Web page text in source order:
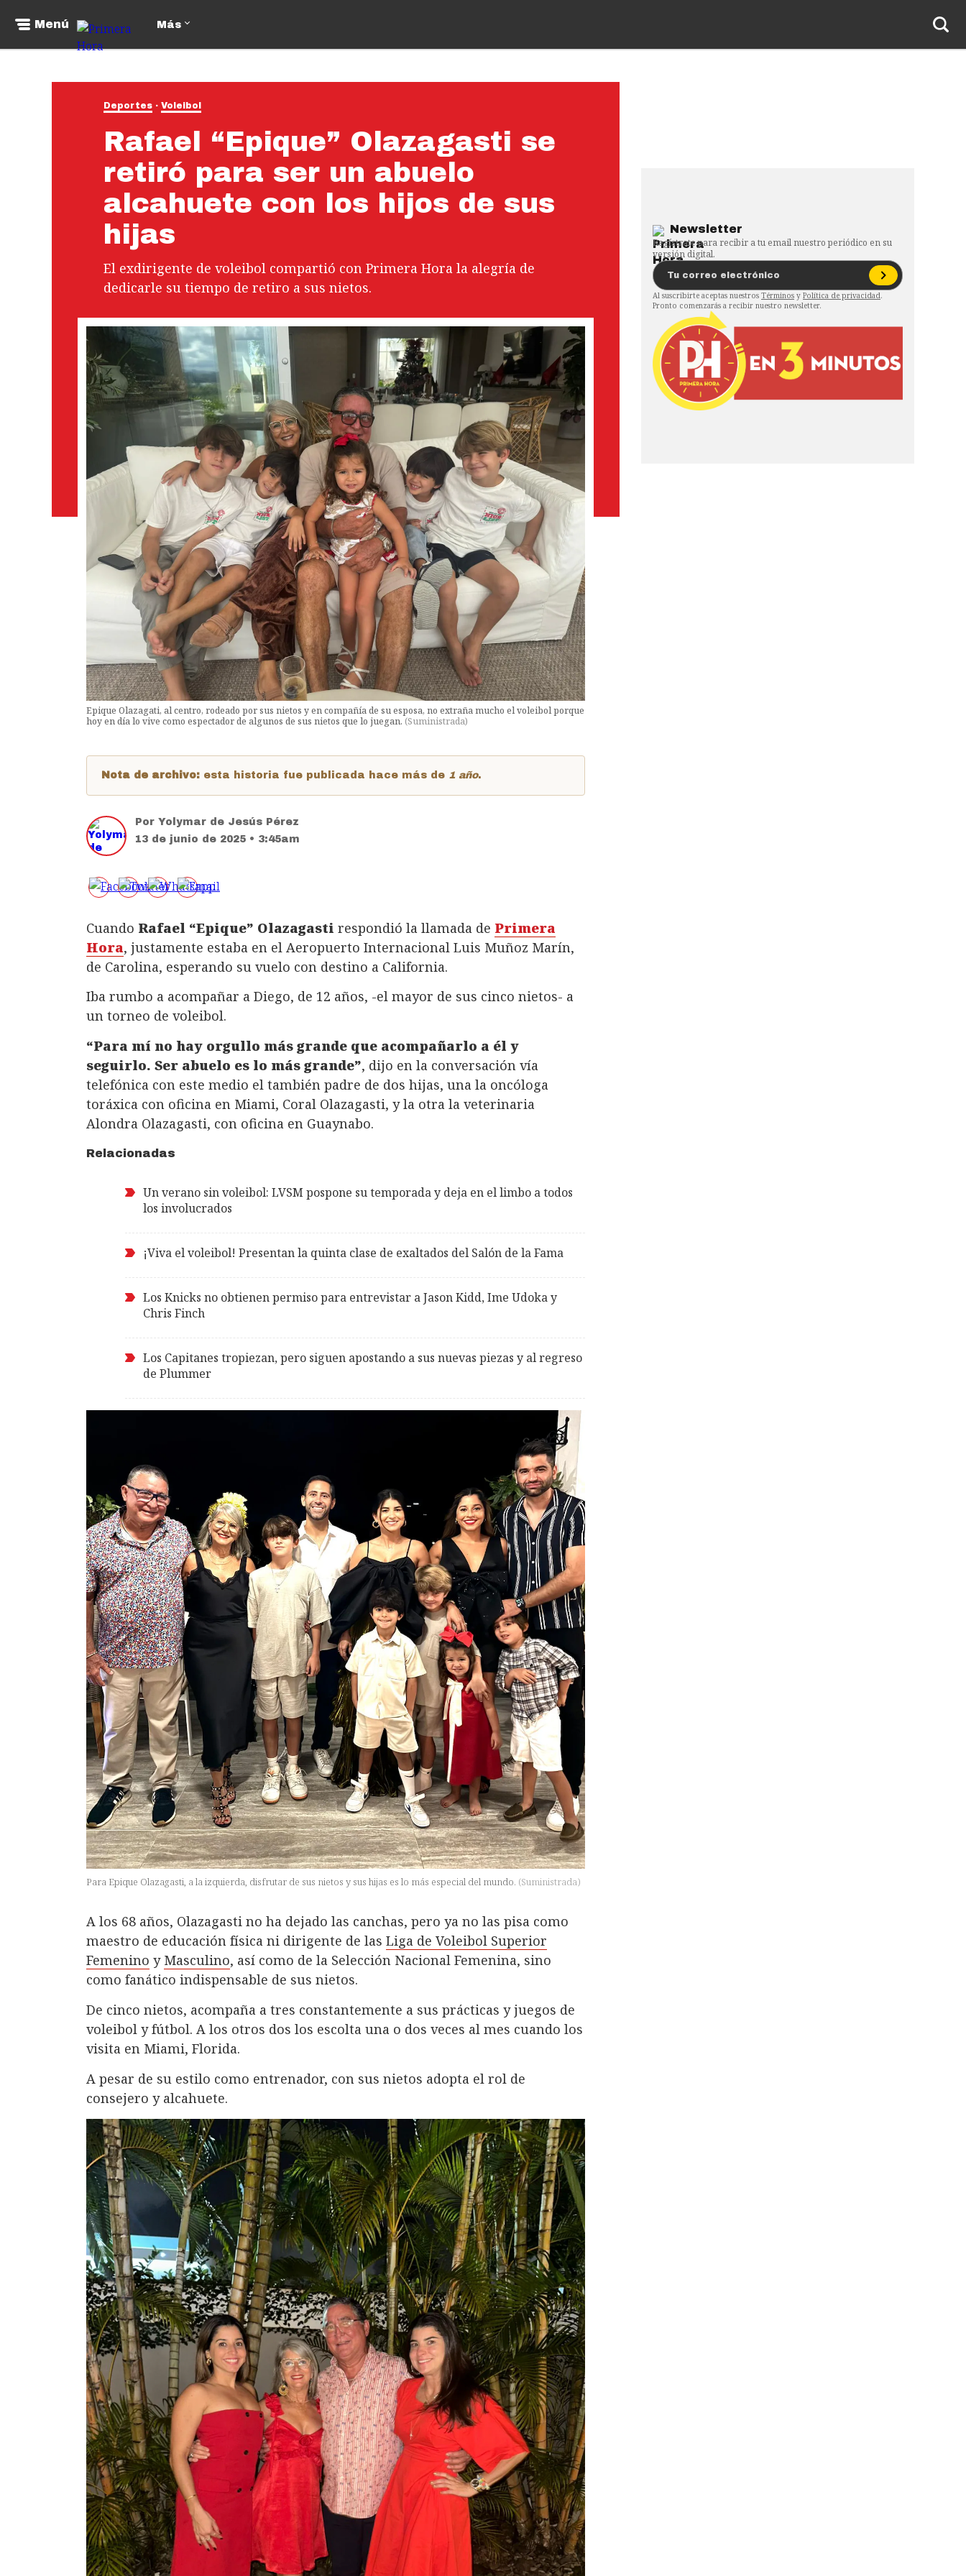
Menú Más
Deportes Voleibol
Rafael “Epique” Olazagasti se
retiró para ser un abuelo
alcahuete con los hijos de sus
hijas
El exdirigente de voleibol compartió con Primera Hora la alegría de
dedicarle su tiempo de retiro a sus nietos.
Epique Olazagati, al centro, rodeado por sus nietos y en compañía de su esposa, no extraña mucho el voleibol porque
hoy en día lo vive como espectador de algunos de sus nietos que lo juegan. (Suministrada)
Nota de archivo: esta historia fue publicada hace más de 1 año.
Por Yolymar de Jesús Pérez
13 de junio de 2025 • 3:45am
Cuando Rafael “Epique” Olazagasti respondió la llamada de Primera
Hora, justamente estaba en el Aeropuerto Internacional Luis Muñoz Marín,
de Carolina, esperando su vuelo con destino a California.
Iba rumbo a acompañar a Diego, de 12 años, -el mayor de sus cinco nietos- a
un torneo de voleibol.
“Para mí no hay orgullo más grande que acompañarlo a él y
seguirlo. Ser abuelo es lo más grande”, dijo en la conversación vía
telefónica con este medio el también padre de dos hijas, una la oncóloga
toráxica con oficina en Miami, Coral Olazagasti, y la otra la veterinaria
Alondra Olazagasti, con oficina en Guaynabo.
Relacionadas
Un verano sin voleibol: LVSM pospone su temporada y deja en el limbo a todos
los involucrados
¡Viva el voleibol! Presentan la quinta clase de exaltados del Salón de la Fama
Los Knicks no obtienen permiso para entrevistar a Jason Kidd, Ime Udoka y
Chris Finch
Los Capitanes tropiezan, pero siguen apostando a sus nuevas piezas y al regreso
de Plummer
Para Epique Olazagasti, a la izquierda, disfrutar de sus nietos y sus hijas es lo más especial del mundo. (Suministrada)
A los 68 años, Olazagasti no ha dejado las canchas, pero ya no las pisa como
maestro de educación física ni dirigente de las Liga de Voleibol Superior
Femenino y Masculino, así como de la Selección Nacional Femenina, sino
como fanático indispensable de sus nietos.
De cinco nietos, acompaña a tres constantemente a sus prácticas y juegos de
voleibol y fútbol. A los otros dos los escolta una o dos veces al mes cuando los
visita en Miami, Florida.
A pesar de su estilo como entrenador, con sus nietos adopta el rol de
consejero y alcahuete.
Newsletter
Regístrate para recibir a tu email nuestro periódico en su
versión digital.
Al suscribirte aceptas nuestros Términos y Política de privacidad.
Pronto comenzarás a recibir nuestro newsletter.